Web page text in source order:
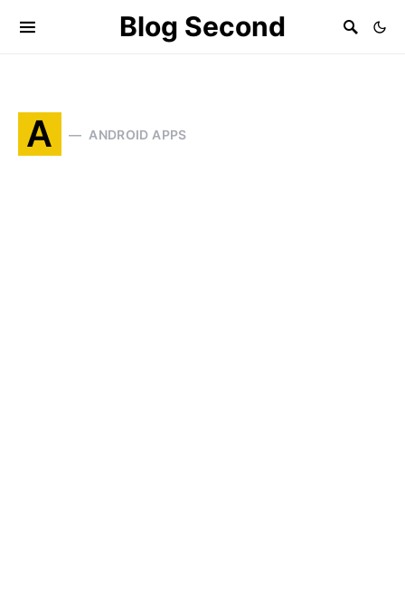
Blog Second
A ANDROID APPS